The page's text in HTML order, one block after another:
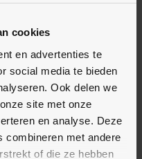
cookies
en advertenties te
social media te bieden
Ook delen we
site met onze
en analyse. Deze
combineren met andere
of die ze hebben